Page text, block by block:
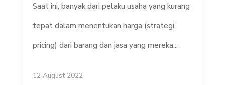
Saat ini, banyak dari pelaku usaha yang kurang
tepat dalam menentukan harga (strategi
pricing) dari barang dan jasa yang mereka...
12 August 2022